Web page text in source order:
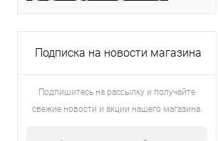
Подписка на новости магазина
Подпишитесь на рассылку и получайте
свежие новости и акции нашего магазина.